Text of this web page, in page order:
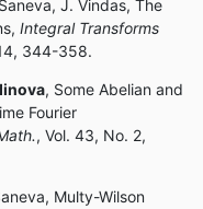
J. Vindas, The
Integral Transforms
344-358.
, Some Abelian and
Fourier
, Vol. 43, No. 2,
Multy-Wilson